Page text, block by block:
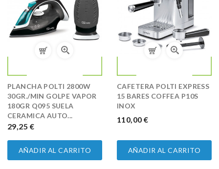
PLANCHA POLTI 2800W
30GR./MIN GOLPE VAPOR
180GR Q095 SUELA
CERAMICA AUTO...
PRECIO
29,25 €
AÑADIR AL CARRITO
CAFETERA POLTI EXPRESS
15 BARES COFFEA P10S
INOX
PRECIO
110,00 €
AÑADIR AL CARRITO